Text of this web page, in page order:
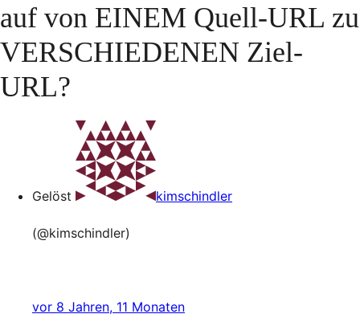
auf von EINEM Quell-URL zu
VERSCHIEDENEN Ziel-
URL?
Gelöst kimschindler
(@kimschindler)
vor 8 Jahren, 11 Monaten